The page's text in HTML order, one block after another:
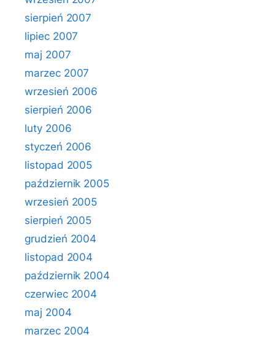
sierpień 2007
lipiec 2007
maj 2007
marzec 2007
wrzesień 2006
sierpień 2006
luty 2006
styczeń 2006
listopad 2005
październik 2005
wrzesień 2005
sierpień 2005
grudzień 2004
listopad 2004
październik 2004
czerwiec 2004
maj 2004
marzec 2004